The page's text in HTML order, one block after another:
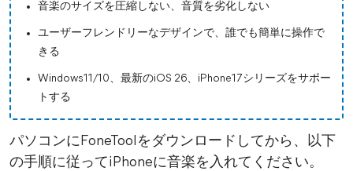
音楽のサイズを圧縮しない、音質を劣化しない
ユーザーフレンドリーなデザインで、誰でも簡単に操作で
きる
Windows11/10、最新のiOS 26、iPhone17シリーズをサポー
トする
パソコンにFoneToolをダウンロードしてから、以下
の手順に従ってiPhoneに音楽を入れてください。